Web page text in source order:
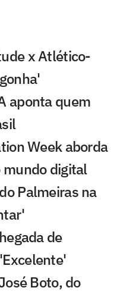
x Atlético-
aponta quem
Week aborda
mundo digital
Palmeiras na
de
Boto, do